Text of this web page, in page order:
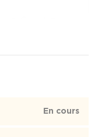
En cours